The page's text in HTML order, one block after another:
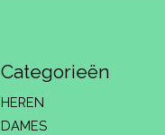
Categorieën
HEREN
DAMES